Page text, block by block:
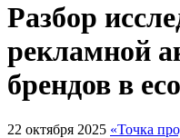
Разбор
рекламной
брендов в
22 октября 2025 «Точка